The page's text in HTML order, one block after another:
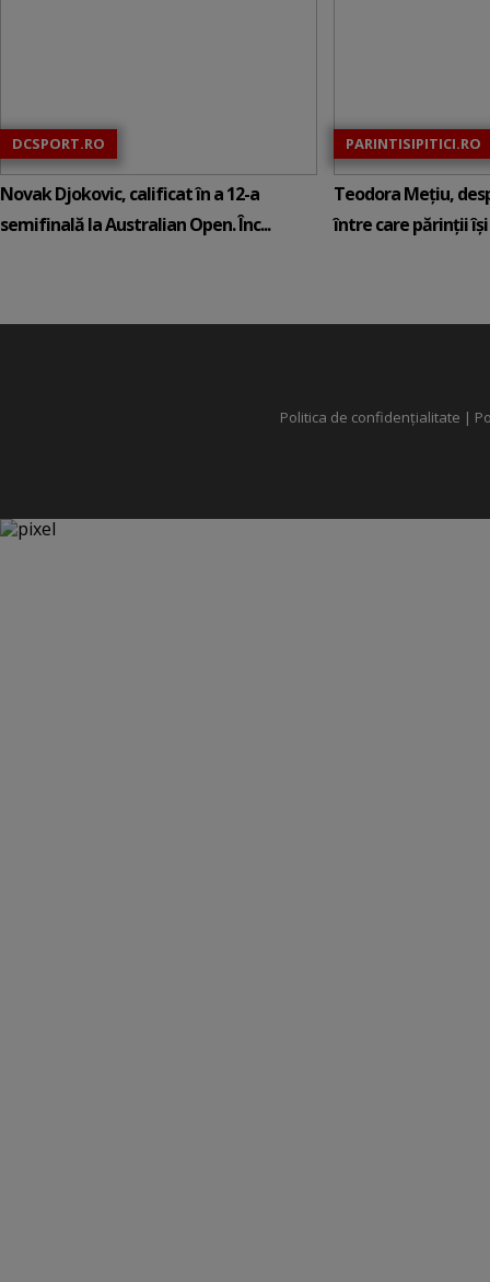
DCSPORT.RO
Novak Djokovic, calificat în a 12-a
semifinală la Australian Open. Înc...
PARINTISIPITICI.RO
Teodora Mețiu,
între care părinții își
Politica de confidențialitate |